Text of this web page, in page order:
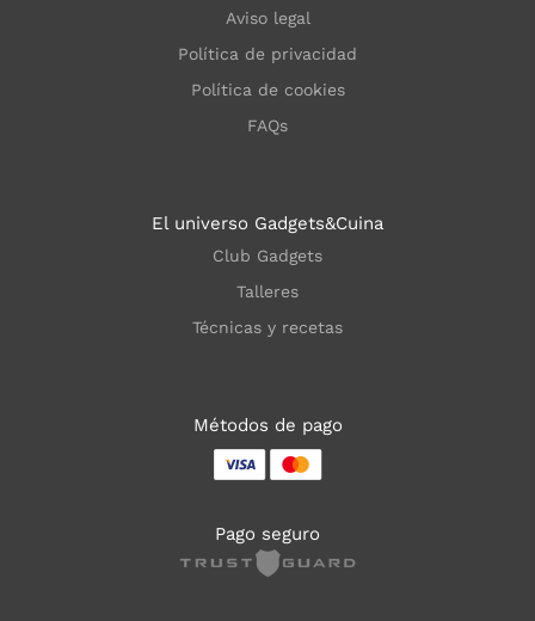
Aviso legal
Política de privacidad
Política de cookies
FAQs
El universo Gadgets&Cuina
Club Gadgets
Talleres
Técnicas y recetas
Métodos de pago
Pago seguro